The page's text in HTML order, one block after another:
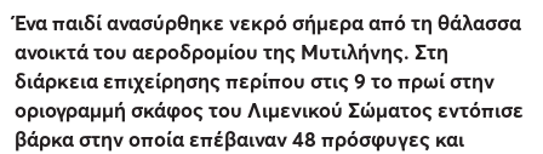
Ένα παιδί ανασύρθηκε νεκρό σήμερα από τη θάλασσα
ανοικτά του αεροδρομίου της Μυτιλήνης. Στη
διάρκεια επιχείρησης περίπου στις 9 το πρωί στην
οριογραμμή σκάφος του Λιμενικού Σώματος εντόπισε
βάρκα στην οποία επέβαιναν 48 πρόσφυγες και